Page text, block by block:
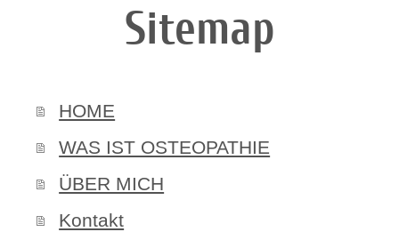
Sitemap
HOME
WAS IST OSTEOPATHIE
ÜBER MICH
Kontakt